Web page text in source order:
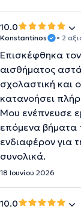
10.0
Konstantinos • 2
Επισκέφθηκα
αισθήματος
σχολαστική και
κατανοήσει
Μου ενέπνευσε
επόμενα βήματα
ενδιαφέρον για
συνολικά.
18 Ιουνίου 2026
10.0